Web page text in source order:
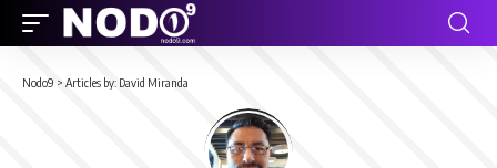
Nodo9 > Articles by: David Miranda